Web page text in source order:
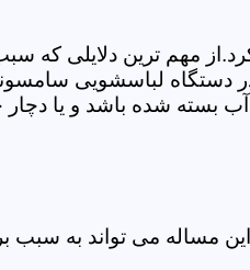
مهم ترین دلایلی که
دستگاه لباسشویی
بسته شده باشد و یا
مساله می تواند به سبب